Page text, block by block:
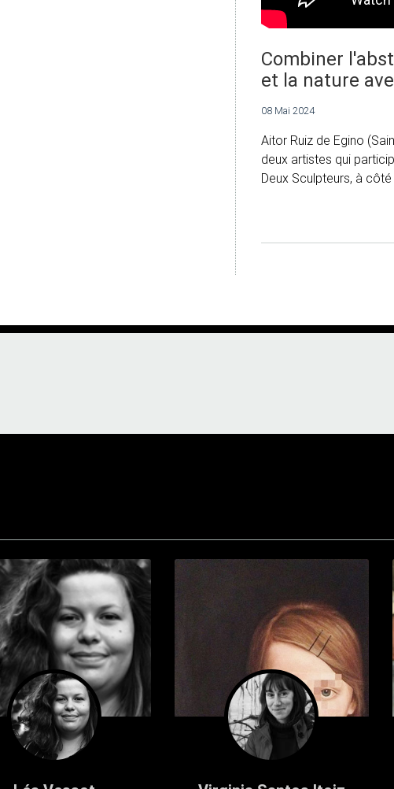
Combiner
et la nature
08 Mai 2024
Aitor Ruiz de Egino
deux artistes qui
Deux Sculpteurs, à côté